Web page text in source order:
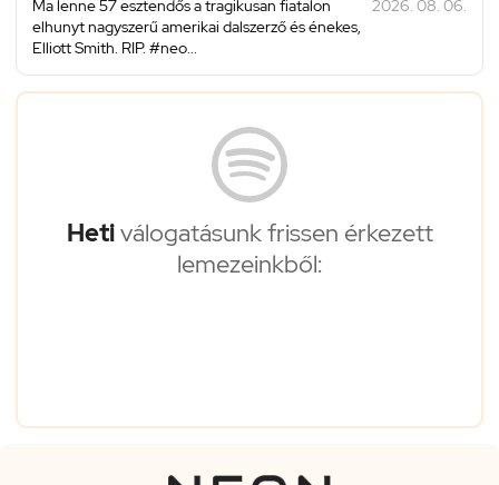
Ma lenne 57 esztendős a tragikusan fiatalon
elhunyt nagyszerű amerikai dalszerző és énekes,
Elliott Smith. RIP. #neo...
2026. 08. 06.
Hetiválogatásunk frissen érkezett
lemezeinkből: